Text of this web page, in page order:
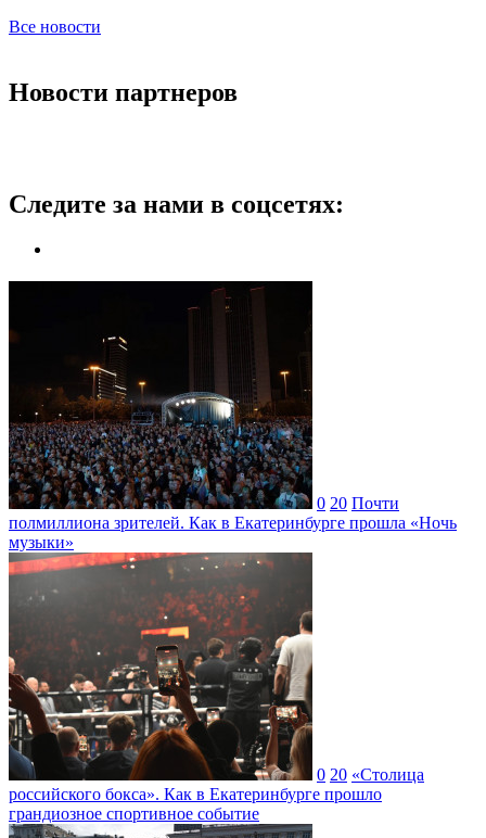
Все новости
Новости партнеров
Следите за нами в соцсетях:
0 20 Почти
полмиллиона зрителей. Как в Екатеринбурге прошла «Ночь
музыки»
0 20 «Столица
российского бокса». Как в Екатеринбурге прошло
грандиозное спортивное событие